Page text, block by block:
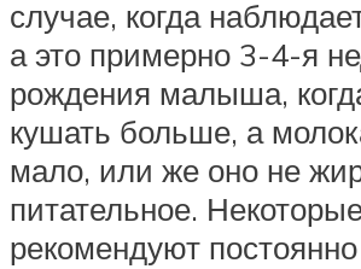
случае, когда
а это примерно 3-4-я
рождения малыша,
кушать больше, а
мало, или же оно не
питательное.
рекомендуют постоянно